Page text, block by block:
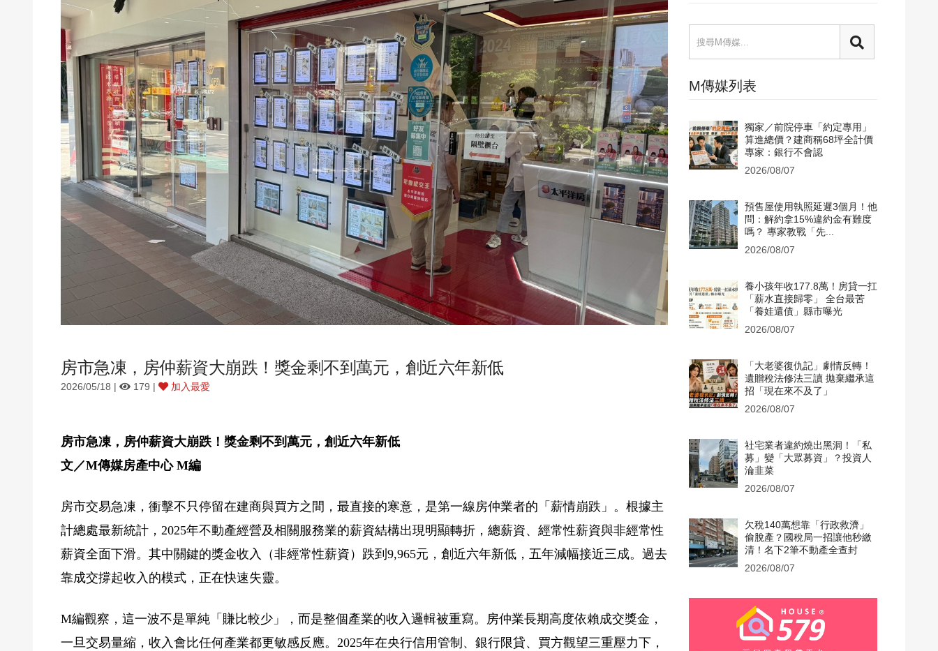
M傳媒列表
獨家／前院停車「約定專用」
算進總價？建商稱68坪全計價
專家：銀行不會認
2026/08/07
預售屋使用執照延遲3個月！他
問：解約拿15%違約金有難度
嗎？ 專家教戰「先...
2026/08/07
養小孩年收177.8萬！房貸一扛
「薪水直接歸零」 全台最苦
「養娃還債」縣市曝光
2026/08/07
「大老婆復仇記」劇情反轉！
遺贈稅法修法三讀 拋棄繼承這
招「現在來不及了」
2026/08/07
社宅業者違約燒出黑洞！「私
募」變「大眾募資」？投資人
淪韭菜
2026/08/07
欠稅140萬想靠「行政救濟」
偷脫產？國稅局一招讓他秒繳
清！名下2筆不動產全查封
2026/08/07
房市急凍，房仲薪資大崩跌！獎金剩不到萬元，創近六年新低
2026/05/18 | 179 | 加入最愛
房市急凍，房仲薪資大崩跌！獎金剩不到萬元，創近六年新低
文／M傳媒房產中心 M編
房市交易急凍，衝擊不只停留在建商與買方之間，最直接的寒意，是第一線房仲業者的「薪情崩跌」。根據主
計總處最新統計，2025年不動產經營及相關服務業的薪資結構出現明顯轉折，總薪資、經常性薪資與非經常性
薪資全面下滑。其中關鍵的獎金收入（非經常性薪資）跌到9,965元，創近六年新低，五年減幅接近三成。過去
靠成交撐起收入的模式，正在快速失靈。
M編觀察，這一波不是單純「賺比較少」，而是整個產業的收入邏輯被重寫。房仲業長期高度依賴成交獎金，
一旦交易量縮，收入會比任何產業都更敏感反應。2025年在央行信用管制、銀行限貸、買方觀望三重壓力下，